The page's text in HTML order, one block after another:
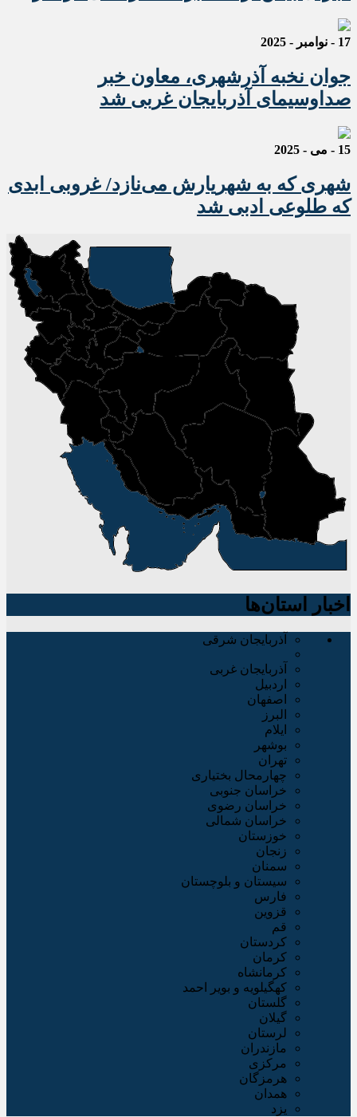
17 - نوامبر - 2025
جوان نخبه آذرشهری، معاون خبر
صداوسیمای آذربایجان غربی شد
15 - می - 2025
شهری که به شهریارش می‌نازد/ غروبی ابدی
که طلوعی ادبی شد
اخبار استان‌ها
آذربایجان شرقی
آذربایجان غربی
اردبیل
اصفهان
البرز
ایلام
بوشهر
تهران
چهارمحال بختیاری
خراسان جنوبی
خراسان رضوی
خراسان شمالی
خوزستان
زنجان
سمنان
سیستان و بلوچستان
فارس
قزوین
قم
کردستان
کرمان
کرمانشاه
کهگیلویه و بویر احمد
گلستان
گیلان
لرستان
مازندران
مرکزی
هرمزگان
همدان
یزد